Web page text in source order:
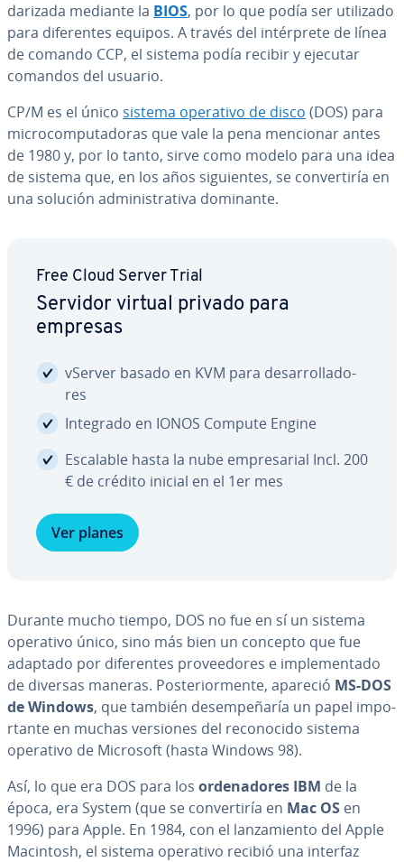
da­ri­za­da mediante la BIOS, por lo que podía ser utilizado
para di­fe­re­n­tes equipos. A través del in­té­r­pre­te de línea
de comando CCP, el sistema podía recibir y ejecutar
comandos del usuario.
CP/M es el único sistema operativo de disco (DOS) para
mi­cro­co­mpu­tado­ras que vale la pena mencionar antes
de 1980 y, por lo tanto, sirve como modelo para una idea
de sistema que, en los años si­guie­n­tes, se co­n­ve­r­ti­ría en
una solución ad­mi­ni­s­tra­ti­va dominante.
Free Cloud Server Trial
Servidor virtual privado para
empresas
vServer basado en KVM para de­sa­rro­lla­do­
res
Integrado en IONOS Compute Engine
Escalable hasta la nube em­pre­sa­rial Incl. 200
€ de crédito inicial en el 1er mes
Ver planes
Durante mucho tiempo, DOS no fue en sí un sistema
operativo único, sino más bien un concepto que fue
adaptado por di­fe­re­n­tes pro­vee­do­res e im­ple­me­n­ta­do
de diversas maneras. Po­s­te­rio­r­me­n­te, apareció MS-DOS
de Windows, que también de­sem­pe­ña­ría un papel im­po­
r­ta­n­te en muchas versiones del re­co­no­ci­do sistema
operativo de Microsoft (hasta Windows 98).
Así, lo que era DOS para los or­de­na­do­res IBM de la
época, era System (que se co­n­ve­r­ti­ría en Mac OS en
1996) para Apple. En 1984, con el la­n­za­mie­n­to del Apple
Macintosh, el sistema operativo recibió una interfaz